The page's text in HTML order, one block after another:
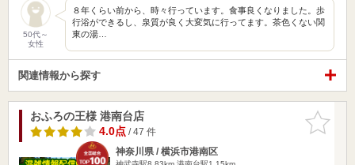
50代～
女性
８年くらい前から、時々行っています。食事良くなりました。歩
行浴ができるし、泉質が良く大変気に行ってます。茶色くない関
東の湯…
関連情報から探す
お気に入
りに追加
おふろの王様 港南台店
4.0点/ 47 件
神奈川県 / 横浜市港南区